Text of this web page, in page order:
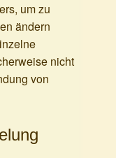
um zu
ändern
nicht
von